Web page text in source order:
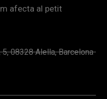
afecta al petit
08328 Alella, Barcelona